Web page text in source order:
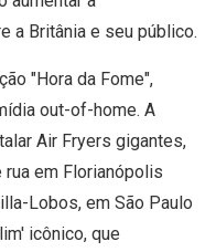
a Britânia e seu público.
"Hora da Fome",
out-of-home. A
Air Fryers gigantes,
em Florianópolis
Lobos, em São Paulo
icônico, que